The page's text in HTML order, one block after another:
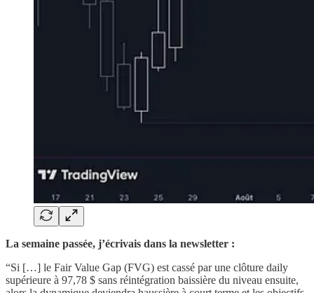
La semaine passée, j’écrivais dans la newsletter :
“Si […] le Fair Value Gap (FVG) est cassé par une clôture daily
supérieure à 97,78 $ sans réintégration baissière du niveau ensuite,